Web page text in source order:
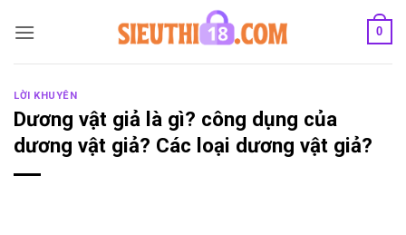
qua
0
LỜI KHUYÊN
Dương vật giả là gì? công dụng của
dương vật giả? Các loại dương vật giả?